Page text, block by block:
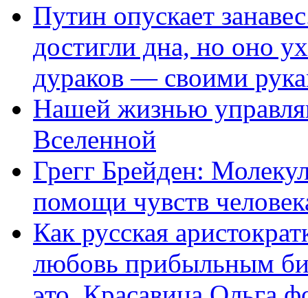
Путин опускает
достигли дна, но оно
дураков — своими
Нашей жизнью
Вселенной
Грегг Брейден:
помощи чувств
Как русская
любовь прибыльным